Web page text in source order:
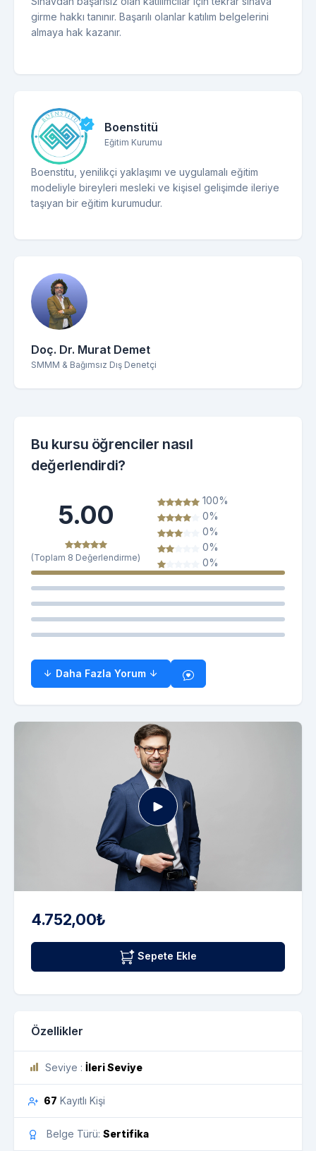
girme hakkı tanınır. Başarılı olanlar katılım belgelerini
almaya hak kazanır.
Boenstitü
Eğitim Kurumu
Boenstitu, yenilikçi yaklaşımı ve uygulamalı eğitim
modeliyle bireyleri mesleki ve kişisel gelişimde ileriye
taşıyan bir eğitim kurumudur.
Doç. Dr. Murat Demet
SMMM & Bağımsız Dış Denetçi
Bu kursu öğrenciler nasıl
değerlendirdi?
5.00
(Toplam 8 Değerlendirme)
100%
0%
0%
0%
0%
Daha Fazla Yorum
4.752,00₺
Sepete Ekle
Özellikler
Seviye : İleri Seviye
67 Kayıtlı Kişi
Belge Türü: Sertifika